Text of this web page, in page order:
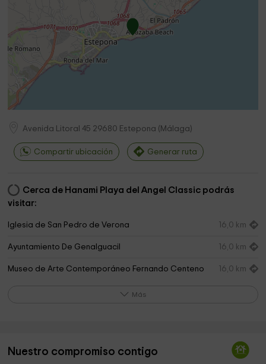
Avenida Litoral 45 29680 Estepona ( Málaga)
Compartir ubicación Generar ruta
Cerca de Hanami Playa del Angel Classic podrás
visitar:
Iglesia de San Pedro de Verona 16,0 km
Ayuntamiento De Genalguacil 16,0 km
Museo de Arte Contemporáneo Fernando Centeno
16,0 km
Cloud House Farm 16,4 km
Más
Nuestro compromiso contigo